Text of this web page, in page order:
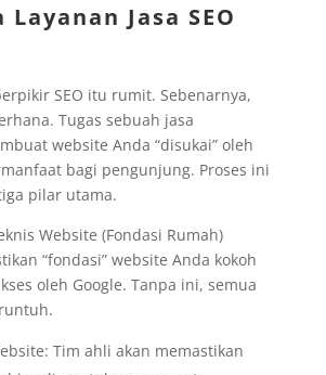
Jasa SEO
SEO itu rumit. Sebenarnya,
Tugas sebuah jasa
website Anda “disukai” oleh
bagi pengunjung. Proses ini
pilar utama.
Website (Fondasi Rumah)
“fondasi” website Anda kokoh
oleh Google. Tanpa ini, semua
Tim ahli akan memastikan